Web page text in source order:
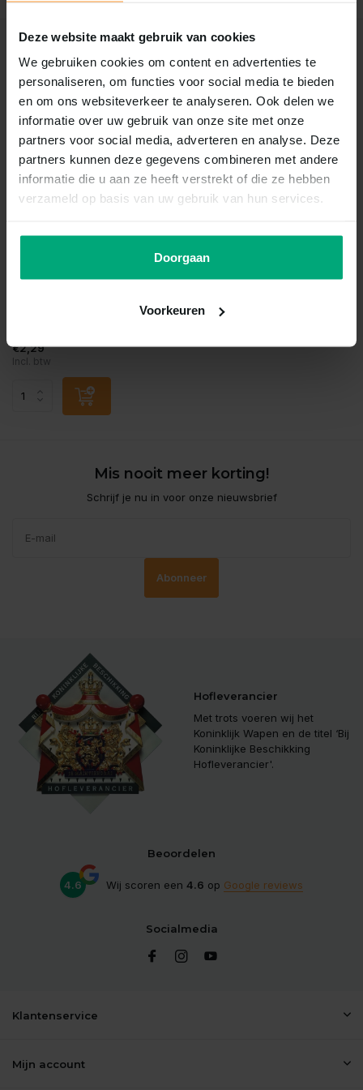
Deze website maakt gebruik van cookies
We gebruiken cookies om content en advertenties te
personaliseren, om functies voor social media te bieden
en om ons websiteverkeer te analyseren. Ook delen we
informatie over uw gebruik van onze site met onze
partners voor social media, adverteren en analyse. Deze
partners kunnen deze gegevens combineren met andere
informatie die u aan ze heeft verstrekt of die ze hebben
verzameld op basis van uw gebruik van hun services.
Doorgaan
Voorkeuren
Plastic sterzuiger groot 2st
€2,29
Incl. btw
Mis nooit meer korting!
Schrijf je nu in voor onze nieuwsbrief
Abonneer
Hofleverancier
Met trots voeren wij het
Koninklijk Wapen en de titel ‘Bij
Koninklijke Beschikking
Hofleverancier'.
Beoordelen
4.6 Wij scoren een 4.6 op Google reviews
Socialmedia
Klantenservice
Mijn account